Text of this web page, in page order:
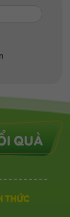
THỨC